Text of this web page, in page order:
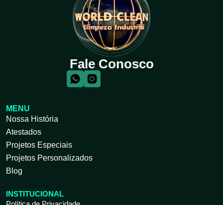
Fale Conosco
MENU
Nossa História
Atestados
Projetos Especiais
Projetos Personalizados
Blog
INSTITUCIONAL